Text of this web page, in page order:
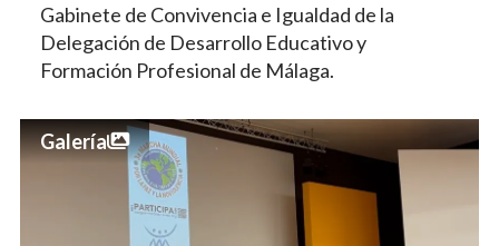
Gabinete de Convivencia e Igualdad de la
Delegación de Desarrollo Educativo y
Formación Profesional de Málaga.
Galería